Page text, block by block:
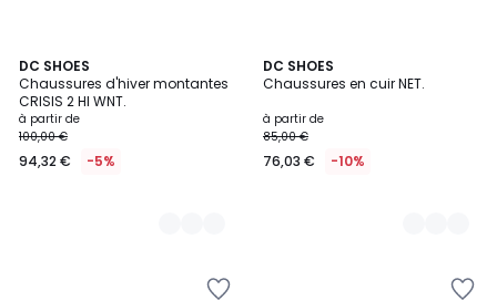
DC SHOES
Chaussures d'hiver montantes
CRISIS 2 HI WNT.
à partir de
100,00 €
94,32 € -5%
4
Couleurs
DC SHOES
Chaussures en cuir NET.
à partir de
85,00 €
76,03 € -10%
3
Couleurs